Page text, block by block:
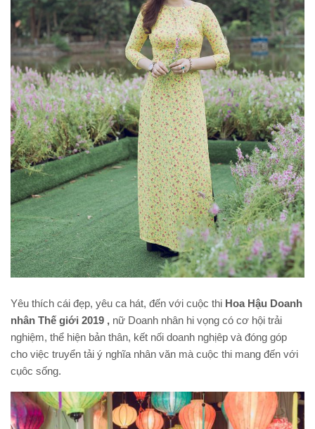
Yêu thích cái đẹp, yêu ca hát, đến với cuộc thi Hoa Hậu Doanh
nhân Thế giới 2019 , nữ Doanh nhân hi vọng có cơ hội trải
nghiệm, thể hiện bản thân, kết nối doanh nghịêp và đóng góp
cho việc truyển tải ý nghĩa nhân văn mà cuộc thi mang đến với
cụôc sống.